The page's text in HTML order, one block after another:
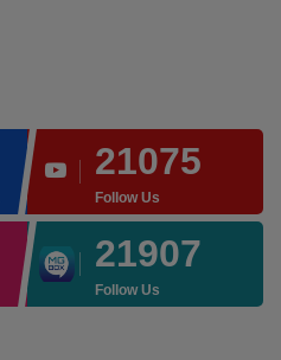
21075
Follow Us
21907
Follow Us